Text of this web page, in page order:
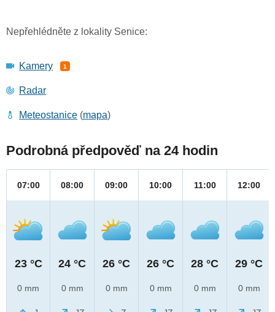
Nepřehlédněte z lokality Senice:
Kamery 1
Radar
Meteostanice (mapa)
Podrobná předpověď na 24 hodin
07:00
23 °C
0 mm
08:00
24 °C
0 mm
09:00
26 °C
0 mm
10:00
26 °C
0 mm
11:00
28 °C
0 mm
12:00
29 °C
0 mm